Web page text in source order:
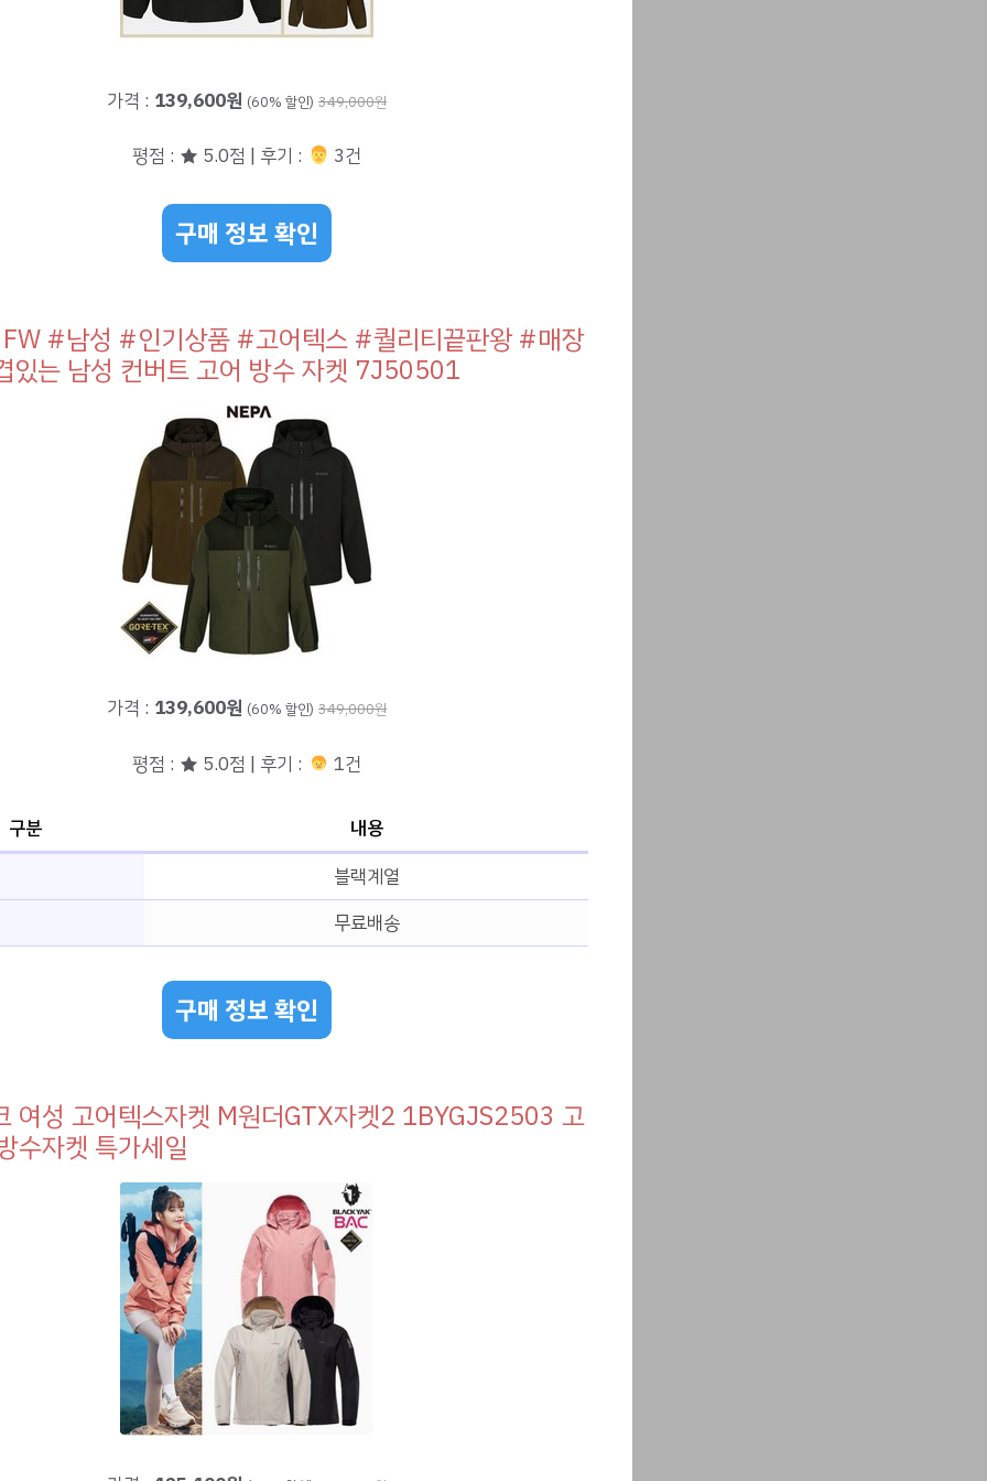
가격 : 139,600원 (60% 할인) 349,000원
평점 : ★ 5.0점 | 후기 : ‍‍ 3건
구매 정보 확인
#남성 #인기상품 #고어텍스 #퀄리티끝판왕 #매장
있는 남성 컨버트 고어 방수 자켓 7J50501
가격 : 139,600원 (60% 할인) 349,000원
평점 : ★ 5.0점 | 후기 : 1건
구분
내용
블랙계열
무료배송
구매 정보 확인
여성 고어텍스자켓 M원더GTX자켓2 1BYGJS2503 고
수자켓 특가세일